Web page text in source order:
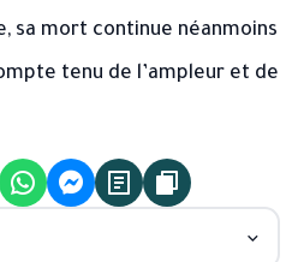
sa mort continue néanmoins
tenu de l’ampleur et de